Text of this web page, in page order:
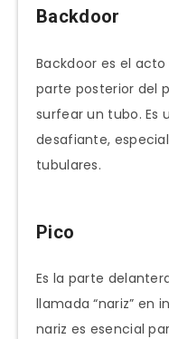
Backdoor
Backdoor es el
parte posterior del
surfear un tubo. Es
desafiante,
tubulares.
Pico
Es la parte
llamada “nariz” en
nariz es esencial